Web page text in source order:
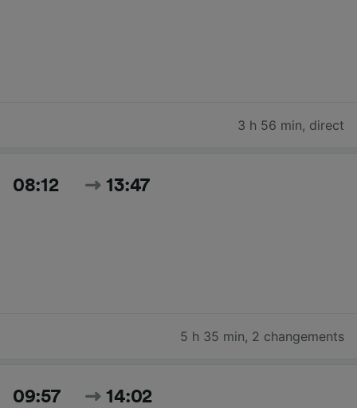
3 h 56 min, direct
08:12 13:47
5 h 35 min, 2 changements
09:57 14:02